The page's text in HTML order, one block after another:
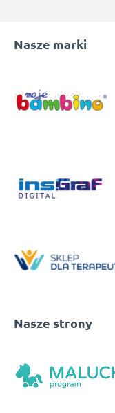
Nasze marki
Nasze strony